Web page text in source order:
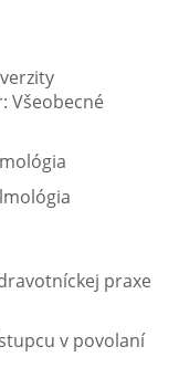
Všeobecné
praxe
v povolaní